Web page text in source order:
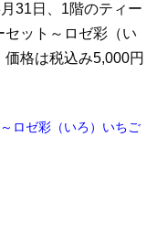
31日、1階のティー
ット～ロゼ彩（い
格は税込み5,000円
ロゼ彩（いろ）いちご